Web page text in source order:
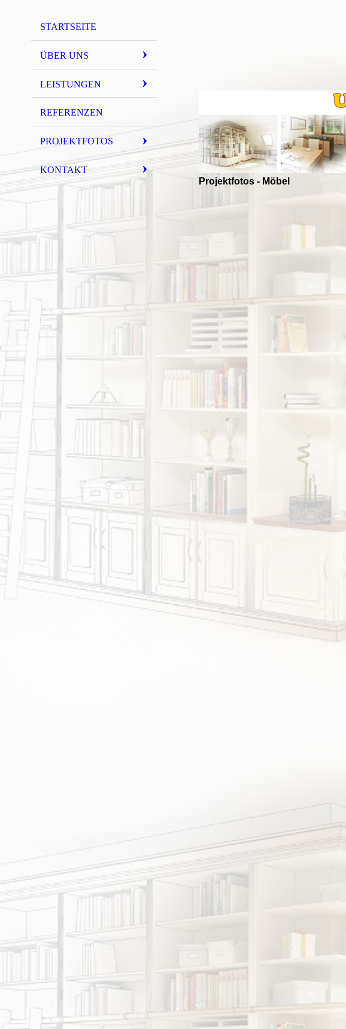
STARTSEITE
ÜBER UNS
LEISTUNGEN
REFERENZEN
PROJEKTFOTOS
KONTAKT
Projektfotos - Möbel